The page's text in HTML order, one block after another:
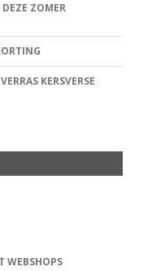
ZOMER
KERSVERSE
WEBSHOPS